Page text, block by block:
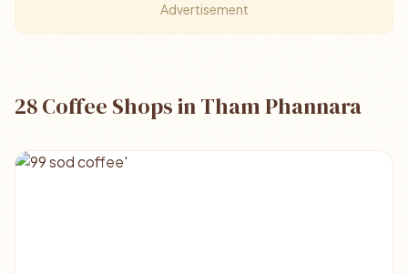
Advertisement
28 Coffee Shops in Tham Phannara